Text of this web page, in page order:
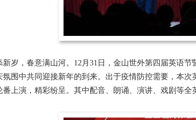
新岁，春意满山河。12月31日，金山世外第四届英语
氛围中共同迎接新年的到来。出于疫情防控需要，本
番上演，精彩纷呈。其中配音、朗诵、演讲、戏剧等